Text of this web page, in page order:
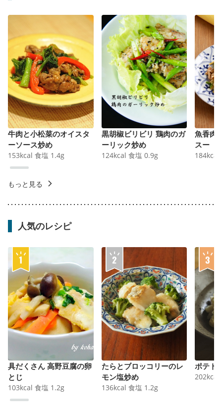
牛肉と小松菜のオイスタ
ーソース炒め
153kcal 食塩 1.4g
黒胡椒ビリビリ 鶏肉のガ
ーリック炒め
124kcal 食塩 0.9g
魚香肉
スー
184kcal
もっと見る
人気のレシピ
具だくさん 高野豆腐の卵
とじ
103kcal 食塩 1.2g
たらとブロッコリーのレ
モン塩炒め
136kcal 食塩 1.2g
ポテト
202kcal